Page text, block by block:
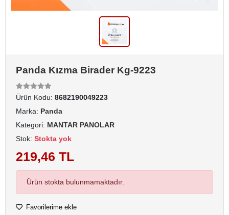
Panda Kızma Birader Kg-9223
Ürün Kodu: 8682190049223
Marka: Panda
Kategori: MANTAR PANOLAR
Stok: Stokta yok
219,46 TL
Ürün stokta bulunmamaktadır.
Favorilerime ekle